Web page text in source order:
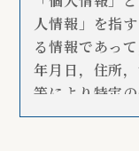
人情報」を指
る情報であっ
年月日，住所
等により特定
貌，指紋，声